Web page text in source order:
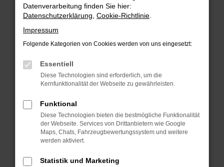
Hier sind ein paar Tipps, die dir helfen können:
Überprüfe deine Firewall und deine
Internetverbindung.
Laden andere Webseiten, zum Beispiel deine
Manche Erweiterungen, wie Werbeblocker,
verhindern. Funktioniert die Seite in einem
anderen Browser oder in einem privaten
Fenster?
Starte dein Gerät neu.
Probleme zu beheben.
Datenverarbeitung finden Sie hier:
Datenschutzerklärung Cookie-Richtlinie
Impressum
Folgende Kategorien von Cookies werden von uns eingesetzt:
Essentiell
Diese Technologien sind erforderlich, um die
Kernfunktionalität der Webseite zu gewährleisten.
Funktional
Diese Technologien bieten die bestmögliche Funktionalität
der Webseite. Services von Drittanbietern wie Google
Maps, Chats, Fahrzeugbewertungssystem und weitere
werden aktiviert.
Statistik und Marketing